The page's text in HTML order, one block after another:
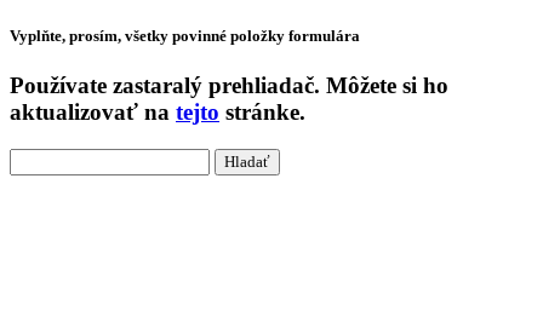
Vyplňte, prosím, všetky povinné položky formulára
Používate zastaralý prehliadač. Môžete si ho
aktualizovať na tejto stránke.